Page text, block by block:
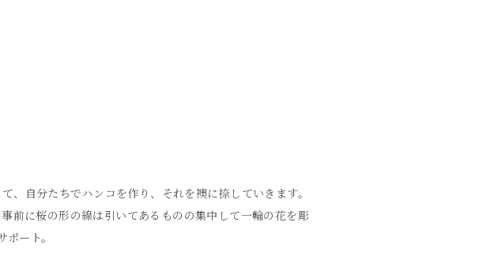
、自分たちでハンコを作り、それを襖に捺していきます。
前に桜の形の線は引いてあるものの集中して一輪の花を彫
ート。